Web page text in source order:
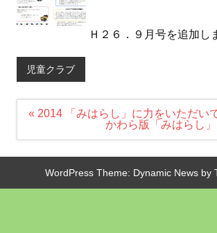
Ｈ２６．９月号を追加し
児童クラブ
投
ゲ
ョ
« 2014 「みはらし」に力をいただい
かわら版「みはらし
WordPress Theme: Dynamic News by